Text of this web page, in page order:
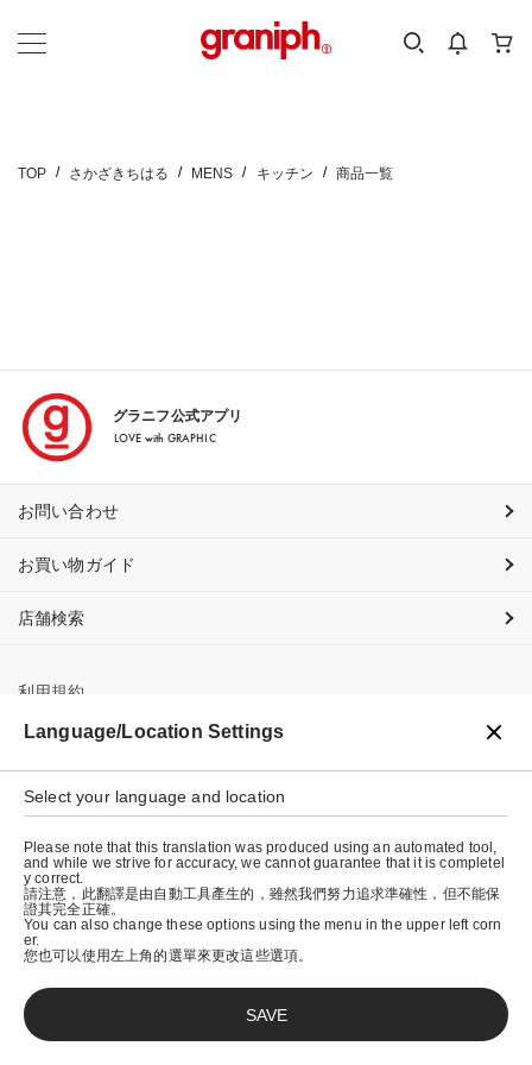
カテゴリーから探す
TOP さかざきちはる MENS キッチン 商品一覧
グラニフ公式アプリ
LOVE with GRAPHIC
お問い合わせ
お買い物ガイド
店舗検索
利用規約
プライバシーポリシー
特定商取引法に基づく表示
会社概要
© graniph inc.
Language/Location Settings
Select your language and location
Please note that this translation was produced using an automated tool,
and while we strive for accuracy, we cannot guarantee that it is completel
y correct.
請注意，此翻譯是由自動工具產生的，雖然我們努力追求準確性，但不能保
證其完全正確。
You can also change these options using the menu in the upper left corn
er.
您也可以使用左上角的選單來更改這些選項。
SAVE